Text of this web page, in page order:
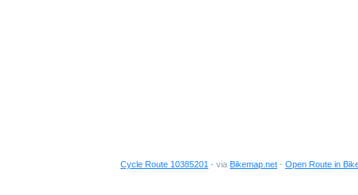
Cycle Route 10385201 - via Bikemap.net - Open Route in